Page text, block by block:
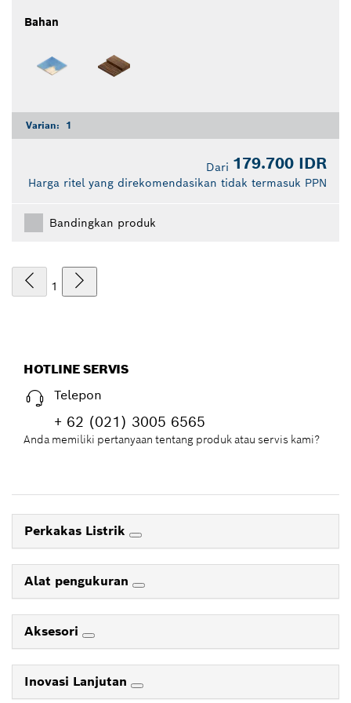
Bahan
Varian: 1
Dari 179.700 IDR
Harga ritel yang direkomendasikan tidak termasuk PPN
Bandingkan produk
1
HOTLINE SERVIS
Telepon
+ 62 (021) 3005 6565
Anda memiliki pertanyaan tentang produk atau servis kami?
Perkakas Listrik
Alat pengukuran
Aksesori
Inovasi Lanjutan